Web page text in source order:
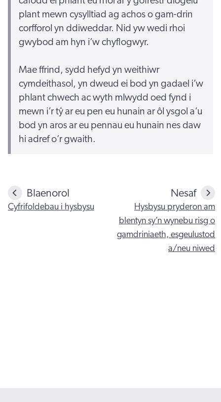
plant mewn cysylltiad ag achos o gam-drin
corfforol yn ddiweddar. Nid yw wedi rhoi
gwybod am hyn i’w chyflogwyr.
Mae ffrind, sydd hefyd yn weithiwr
cymdeithasol, yn dweud ei bod yn gadael i’w
phlant chwech ac wyth mlwydd oed fynd i
mewn i’r tŷ ar eu pen eu hunain ar ôl ysgol a’u
bod yn aros ar eu pennau eu hunain nes daw
hi adref o’r gwaith.
Blaenorol
Cyfrifoldebau i hysbysu
Nesaf
Hysbysu pryderon am
blentyn sy’n wynebu risg o
gamdriniaeth, esgeulustod
a/neu niwed